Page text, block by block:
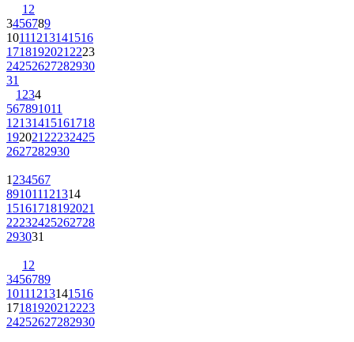
1 2
3456789
10111213141516
1718192021 2223
24252627282930
31
1 234
567891011
12131415161718
192021 22232425
2627282930
1 234567
891011121314
15161718192021
22232425262728
293031
1 2
3456789
10111213141516
1718192021 2223
24252627282930